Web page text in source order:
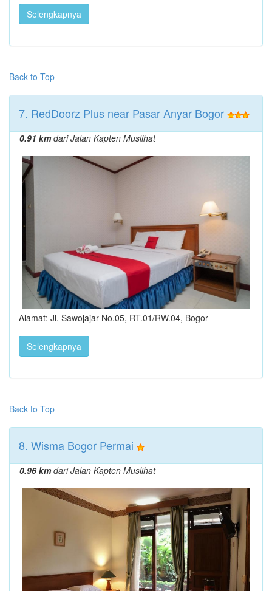
Selengkapnya
Back to Top
7. RedDoorz Plus near Pasar Anyar Bogor
0.91 kmdari Jalan Kapten Muslihat
Alamat: Jl. Sawojajar No.05, RT.01/RW.04, Bogor
Selengkapnya
Back to Top
8. Wisma Bogor Permai
0.96 kmdari Jalan Kapten Muslihat